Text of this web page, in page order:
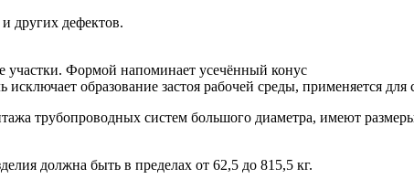
других дефектов.
Формой напоминает усечённый конус
образование застоя рабочей среды, применяется для
трубопроводных систем большого диаметра, имеют
должна быть в пределах от 62,5 до 815,5 кг.